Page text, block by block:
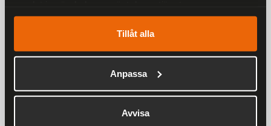
Tillåt alla
Anpassa
Avvisa